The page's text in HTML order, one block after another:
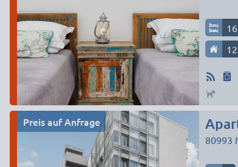
16
12
Preis auf Anfrage
80993